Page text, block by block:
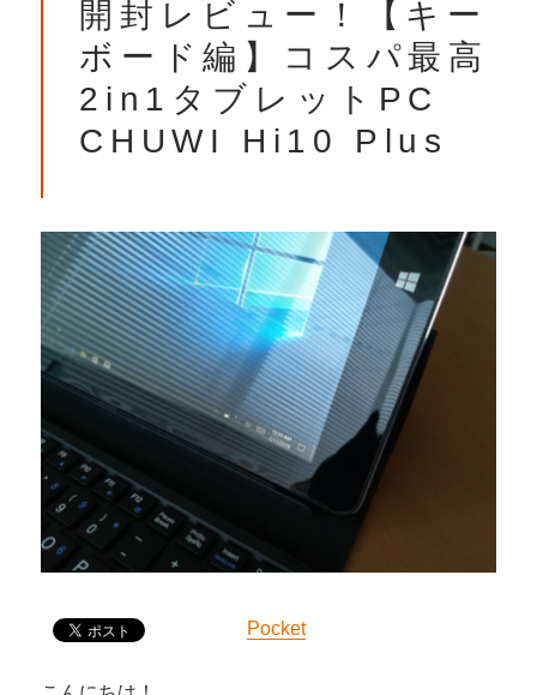
開封レビュー！【キー
ボード編】コスパ最高
2in1タブレットPC
CHUWI Hi10 Plus
Pocket